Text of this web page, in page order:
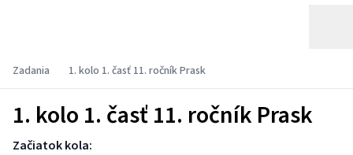
Zadania 1. kolo 1. časť 11. ročník Prask
1. kolo 1. časť 11. ročník Prask
Začiatok kola: